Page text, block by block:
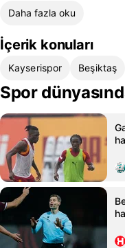
Daha fazla oku
İçerik konuları
Kayserispor Beşiktaş
Spor